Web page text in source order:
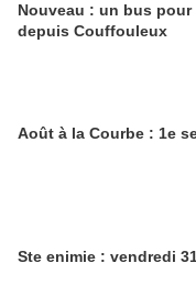
Nouveau : un bus pour
depuis Couffouleux
Août à la Courbe : 1e
Ste enimie : vendredi